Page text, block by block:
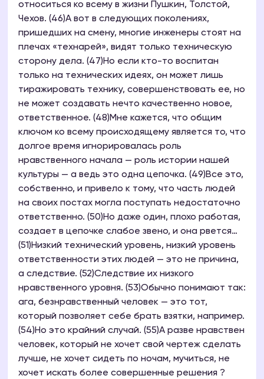
относиться ко всему в жизни Пушкин, Толстой,
Чехов. (46)А вот в следующих поколениях,
пришедших на смену, многие инженеры стоят на
плечах «технарей», видят только техническую
сторону дела. (47)Но если кто-то воспитан
только на технических идеях, он может лишь
тиражировать технику, совершенствовать ее, но
не может создавать нечто качественно новое,
ответственное. (48)Мне кажется, что общим
ключом ко всему происходящему является то, что
долгое время игнорировалась роль
нравственного начала — роль истории нашей
культуры — а ведь это одна цепочка. (49)Все это,
собственно, и привело к тому, что часть людей
на своих постах могла поступать недостаточно
ответственно. (50)Но даже один, плохо работая,
создает в цепочке слабое звено, и она рвется…
(51)Низкий технический уровень, низкий уровень
ответственности этих людей — это не причина,
а следствие. (52)Следствие их низкого
нравственного уровня. (53)Обычно понимают так:
ага, безнравственный человек — это тот,
который позволяет себе брать взятки, например.
(54)Но это крайний случай. (55)А разве нравствен
человек, который не хочет свой чертеж сделать
лучше, не хочет сидеть по ночам, мучиться, не
хочет искать более совершенные решения ?